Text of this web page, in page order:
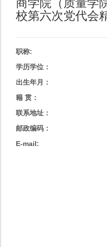
商学院（质量学
校第六次党代会
职称:
学历学位：
出生年月：
籍 贯：
联系地址：
邮政编码：
E-mail: